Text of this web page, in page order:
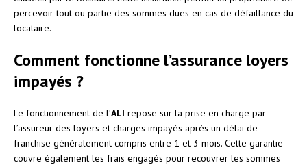
percevoir tout ou partie des sommes dues en cas de défaillance du
locataire.
Comment fonctionne l’assurance loyers
impayés ?
Le fonctionnement de l’ALI repose sur la prise en charge par
l’assureur des loyers et charges impayés après un délai de
franchise généralement compris entre 1 et 3 mois. Cette garantie
couvre également les frais engagés pour recouvrer les sommes